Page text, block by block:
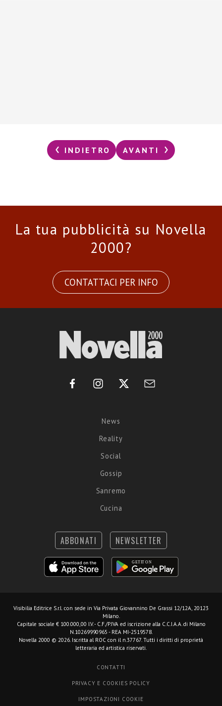
INDIETRO AVANTI
La tua pubblicità su Novella
2000?
CONTATTACI PER INFO
News
Reality
Social
Gossip
Sanremo
Cucina
ABBONATI NEWSLETTER
Visibilia Editrice S.r.l. con sede in Via Privata Giovannino De Grassi 12/12A, 20123
Milano.
Capitale sociale € 100.000,00 I.V. - C.F./P.IVA ed iscrizione alla C.C.I.A.A. di Milano
N.10269990965 - REA MI-2519578.
Novella 2000 © 2026. Iscritta al ROC con il n.37767. Tutti i diritti di proprietà
letteraria ed artistica riservati.
CONTATTI
PRIVACY E COOKIES POLICY
IMPOSTAZIONI COOKIE